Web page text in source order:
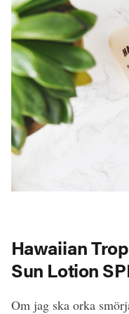
Hawaiian
Sun Lotion
Om jag ska orka